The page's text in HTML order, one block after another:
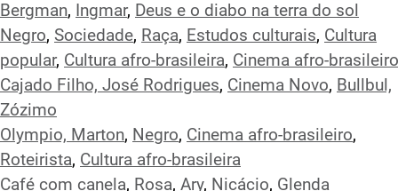
Bergman, Ingmar, Deus e o diabo na terra do sol
Negro, Sociedade, Raça, Estudos culturais, Cultura
popular, Cultura afro-brasileira, Cinema afro-brasileiro
Cajado Filho, José Rodrigues, Cinema Novo, Bullbul,
Zózimo
Olympio, Marton, Negro, Cinema afro-brasileiro,
Roteirista, Cultura afro-brasileira
Café com canela, Rosa, Ary, Nicácio, Glenda